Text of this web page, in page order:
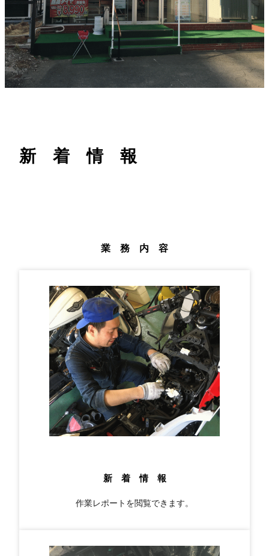
新 着 情 報
業 務 内 容
新 着 情 報
作業レポートを閲覧できます。